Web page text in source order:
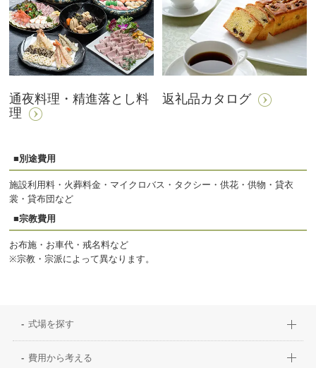
通夜料理・精進落とし料
理
返礼品カタログ
■別途費用
施設利用料・火葬料金・マイクロバス・タクシー・供花・供物・貸衣
裳・貸布団など
■宗教費用
お布施・お車代・戒名料など
※宗教・宗派によって異なります。
式場を探す
費用から考える